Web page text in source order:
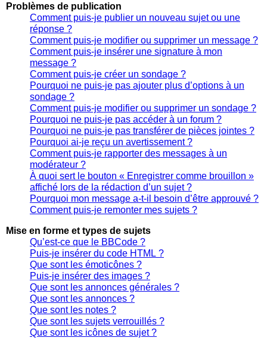
Problèmes de publication
Comment puis-je publier un nouveau sujet ou une
réponse ?
Comment puis-je modifier ou supprimer un message ?
Comment puis-je insérer une signature à mon
message ?
Comment puis-je créer un sondage ?
Pourquoi ne puis-je pas ajouter plus d’options à un
sondage ?
Comment puis-je modifier ou supprimer un sondage ?
Pourquoi ne puis-je pas accéder à un forum ?
Pourquoi ne puis-je pas transférer de pièces jointes ?
Pourquoi ai-je reçu un avertissement ?
Comment puis-je rapporter des messages à un
modérateur ?
À quoi sert le bouton « Enregistrer comme brouillon »
affiché lors de la rédaction d’un sujet ?
Pourquoi mon message a-t-il besoin d’être approuvé ?
Comment puis-je remonter mes sujets ?
Mise en forme et types de sujets
Qu’est-ce que le BBCode ?
Puis-je insérer du code HTML ?
Que sont les émoticônes ?
Puis-je insérer des images ?
Que sont les annonces générales ?
Que sont les annonces ?
Que sont les notes ?
Que sont les sujets verrouillés ?
Que sont les icônes de sujet ?